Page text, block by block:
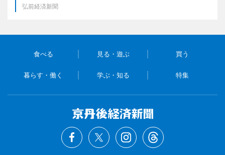
弘前経済新聞
食べる 見る・遊ぶ 買う
暮らす・働く 学ぶ・知る 特集